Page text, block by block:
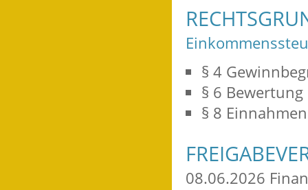
§ 4
§ 6 Bewertung
§ 8 Einnahmen
08.06.2026